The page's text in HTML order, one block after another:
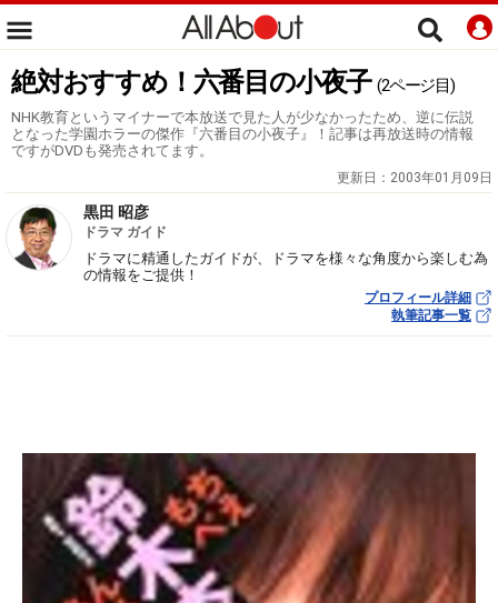
絶対おすすめ！六番目の小夜子 (2ページ目)
NHK教育というマイナーで本放送で見た人が少なかったため、逆に伝説
となった学園ホラーの傑作『六番目の小夜子』！記事は再放送時の情報
ですがDVDも発売されてます。
更新日： 2003年01月09日
黒田 昭彦
ドラマ ガイド
ドラマに精通したガイドが、ドラマを様々な角度から楽しむ為
の情報をご提供！
プロフィール詳細
執筆記事一覧